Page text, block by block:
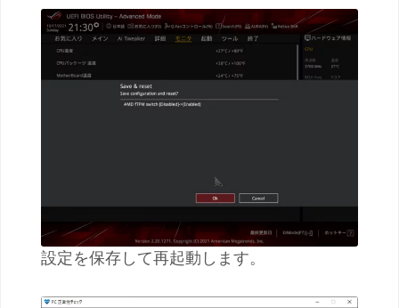
設定を保存して再起動します。